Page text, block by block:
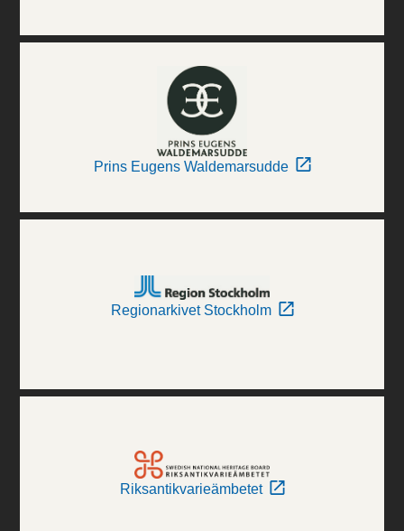
Prins Eugens Waldemarsudde
Regionarkivet Stockholm
Riksantikvarieämbetet